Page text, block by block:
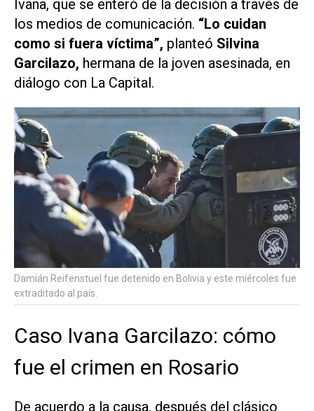
Ivana, que se enteró de la decisión a través de
los medios de comunicación. “Lo cuidan
como si fuera víctima”, planteó Silvina
Garcilazo, hermana de la joven asesinada, en
diálogo con La Capital.
Damián Reifenstuel fue detenido en Bolivia y este miércoles fue
extraditado al país.
Caso Ivana Garcilazo: cómo
fue el crimen en Rosario
De acuerdo a la causa, después del clásico